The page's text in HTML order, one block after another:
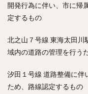
開発行為に伴い、市に帰
定するもの
北之山７号線 東海太田川
域内の道路の管理を行う
汐田１号線 道路整備に伴
ため、路線認定するもの